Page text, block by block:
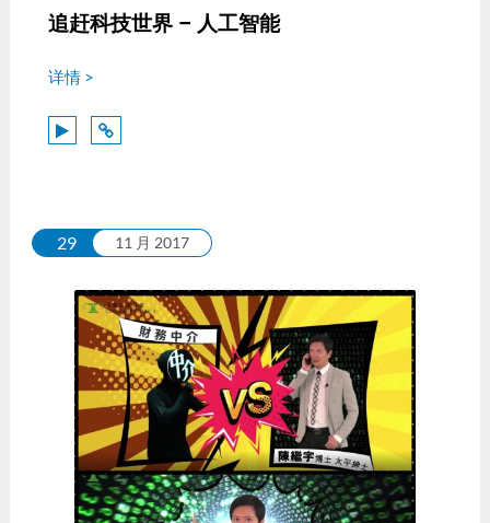
追赶科技世界 – 人工智能
详情 >
29 11 月 2017